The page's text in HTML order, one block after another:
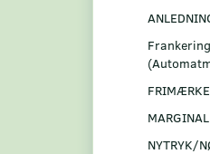
NYTRYK/